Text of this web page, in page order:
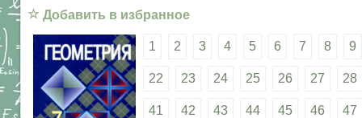
☆ Добавить в избранное
1 2 3 4 5 6 7 8 9
22 23 24 25 26 27 28
41 42 43 44 45 46 47